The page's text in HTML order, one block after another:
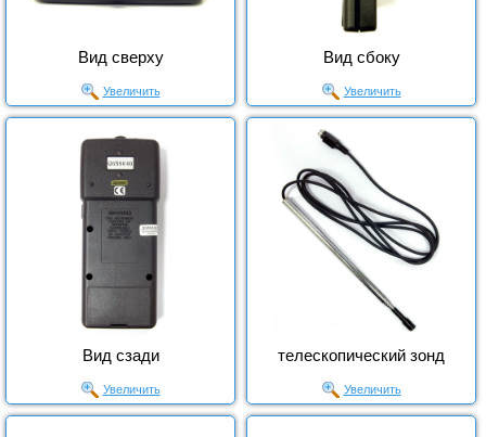
Вид сверху
Увеличить
Вид сбоку
Увеличить
Вид сзади
Увеличить
телескопический зонд
Увеличить